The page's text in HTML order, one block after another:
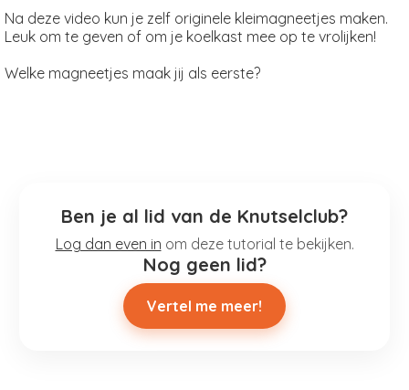
Na deze video kun je zelf originele kleimagneetjes maken.
Leuk om te geven of om je koelkast mee op te vrolijken!
Welke magneetjes maak jij als eerste?
Ben je al lid van de Knutselclub?
Log dan even in om deze tutorial te bekijken.
Nog geen lid?
Vertel me meer!